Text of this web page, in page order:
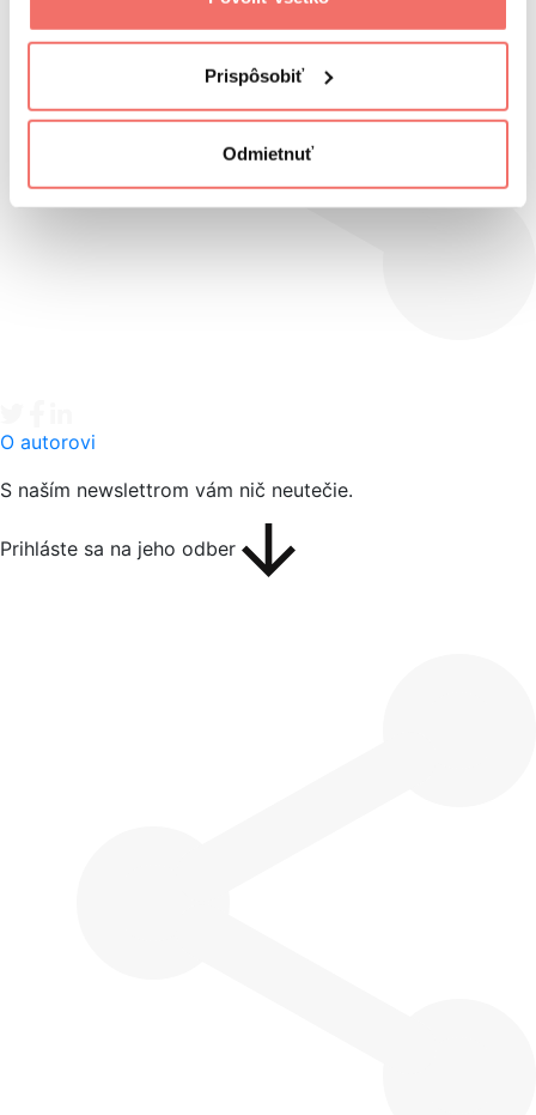
Prispôsobiť
Odmietnuť
O autorovi
S naším newslettrom vám nič neutečie.
Prihláste sa na jeho odber